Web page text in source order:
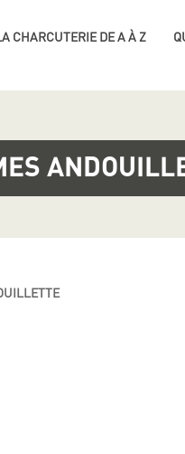
CHARCUTERIE DE A À Z